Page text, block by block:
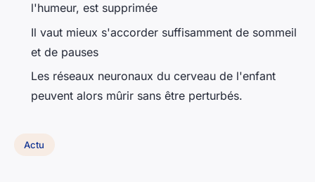
l'humeur, est supprimée
Il vaut mieux s'accorder suffisamment de sommeil
et de pauses
Les réseaux neuronaux du cerveau de l'enfant
peuvent alors mûrir sans être perturbés.
Actu